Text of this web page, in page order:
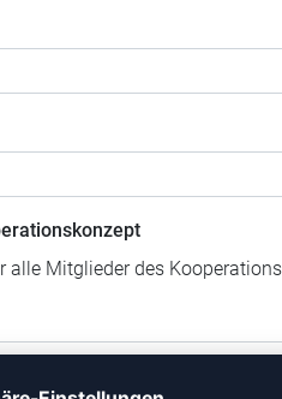
Mitglieder des